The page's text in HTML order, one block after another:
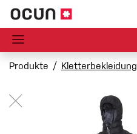
Produkte Kletterbekleidung